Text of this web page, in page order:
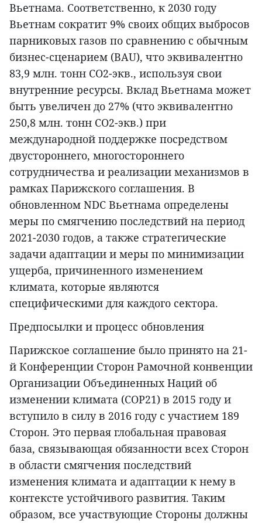
Вьетнама. Соответственно, к 2030 году
Вьетнам сократит 9% своих общих выбросов
парниковых газов по сравнению с обычным
бизнес-сценарием (BAU), что эквивалентно
83,9 млн. тонн CO2-экв., используя свои
внутренние ресурсы. Вклад Вьетнама может
быть увеличен до 27% (что эквивалентно
250,8 млн. тонн CO2-экв.) при
международной поддержке посредством
двустороннего, многостороннего
сотрудничества и реализации механизмов в
рамках Парижского соглашения. В
обновленном NDC Вьетнама определены
меры по смягчению последствий на период
2021-2030 годов, а также стратегические
задачи адаптации и меры по минимизации
ущерба, причиненного изменением
климата, которые являются
специфическими для каждого сектора.
Предпосылки и процесс обновления
Парижское соглашение было принято на 21-
й Конференции Сторон Рамочной конвенции
Организации Объединенных Наций об
изменении климата (COP21) в 2015 году и
вступило в силу в 2016 году с участием 189
Сторон. Это первая глобальная правовая
база, связывающая обязанности всех Сторон
в области смягчения последствий
изменения климата и адаптации к нему в
контексте устойчивого развития. Таким
образом, все участвующие Стороны должны